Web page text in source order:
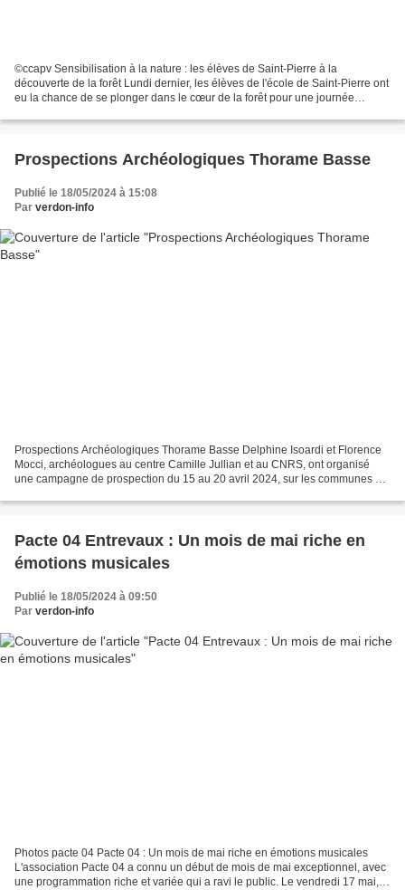
©ccapv Sensibilisation à la nature : les élèves de Saint-Pierre à la
découverte de la forêt Lundi dernier, les élèves de l'école de Saint-Pierre ont
eu la chance de se plonger dans le cœur de la forêt pour une journée
Prospections Archéologiques Thorame Basse
Publié le 18/05/2024 à 15:08
Par verdon-info
Prospections Archéologiques Thorame Basse Delphine Isoardi et Florence
Mocci, archéologues au centre Camille Jullian et au CNRS, ont organisé
une campagne de prospection du 15 au 20 avril 2024, sur les communes de
Pacte 04 Entrevaux : Un mois de mai riche en
émotions musicales
Publié le 18/05/2024 à 09:50
Par verdon-info
Photos pacte 04 Pacte 04 : Un mois de mai riche en émotions musicales
L'association Pacte 04 a connu un début de mois de mai exceptionnel, avec
une programmation riche et variée qui a ravi le public. Le vendredi 17 mai, le